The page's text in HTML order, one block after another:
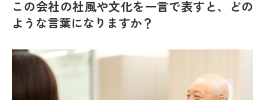
この会社の社風や文化を一言で表すと、どの
ような言葉になりますか？